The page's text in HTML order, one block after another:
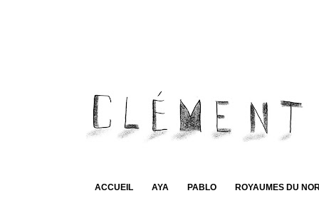
ACCUEIL AYA PABLO ROYAUMES DU